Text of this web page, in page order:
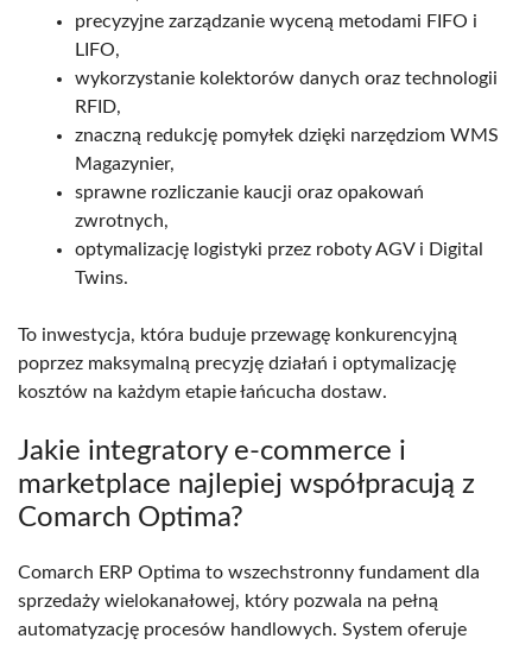
precyzyjne zarządzanie wyceną metodami FIFO i
LIFO,
wykorzystanie kolektorów danych oraz technologii
RFID,
znaczną redukcję pomyłek dzięki narzędziom WMS
Magazynier,
sprawne rozliczanie kaucji oraz opakowań
zwrotnych,
optymalizację logistyki przez roboty AGV i Digital
Twins.
To inwestycja, która buduje przewagę konkurencyjną
poprzez maksymalną precyzję działań i optymalizację
kosztów na każdym etapie łańcucha dostaw.
Jakie integratory e-commerce i
marketplace najlepiej współpracują z
Comarch Optima?
Comarch ERP Optima to wszechstronny fundament dla
sprzedaży wielokanałowej, który pozwala na pełną
automatyzację procesów handlowych. System oferuje